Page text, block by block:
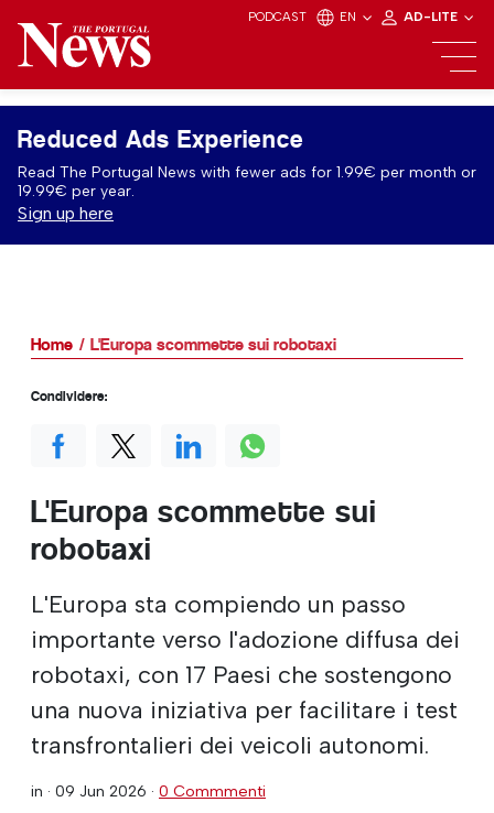
PODCAST EN AD-LITE
Reduced Ads Experience
Read The Portugal News with fewer ads for 1.99€ per month or
19.99€ per year.
Sign up here
Home L'Europa scommette sui robotaxi
L'Europa scommette sui
robotaxi
L'Europa sta compiendo un passo
importante verso l'adozione diffusa dei
robotaxi, con 17 Paesi che sostengono
una nuova iniziativa per facilitare i test
transfrontalieri dei veicoli autonomi.
in · 09 Jun 2026 · 0 Commmenti
Condividere: